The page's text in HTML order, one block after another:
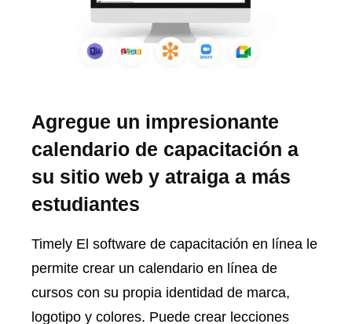
Agregue un impresionante
calendario de capacitación a
su sitio web y atraiga a más
estudiantes
Timely El software de capacitación en línea le
permite crear un calendario en línea de
cursos con su propia identidad de marca,
logotipo y colores. Puede crear lecciones